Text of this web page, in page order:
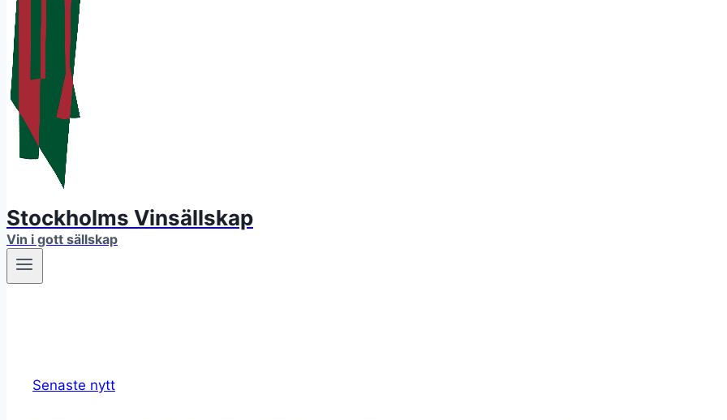
Stockholms Vinsällskap
Vin i gott sällskap
Senaste nytt